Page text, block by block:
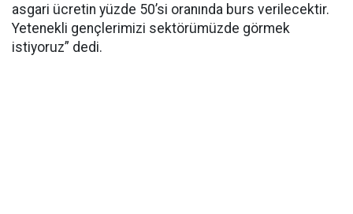
asgari ücretin yüzde 50’si oranında burs verilecektir.
Yetenekli gençlerimizi sektörümüzde görmek
istiyoruz” dedi.